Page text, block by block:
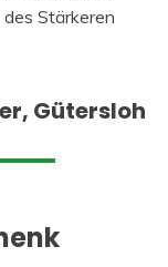
Stärkeren
Gütersloh